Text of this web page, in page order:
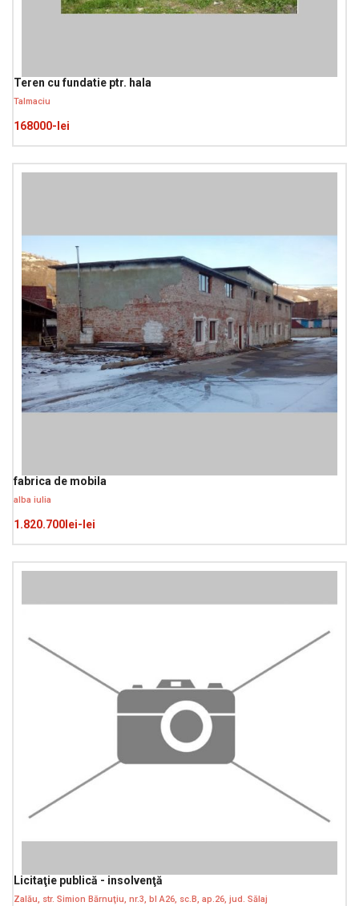
Teren cu fundatie ptr. hala
Talmaciu
168000-lei
fabrica de mobila
alba iulia
1.820.700lei-lei
Licitaţie publică - insolvenţă
Zalău, str. Simion Bărnuţiu, nr.3, bl A26, sc.B, ap.26, jud. Sălaj